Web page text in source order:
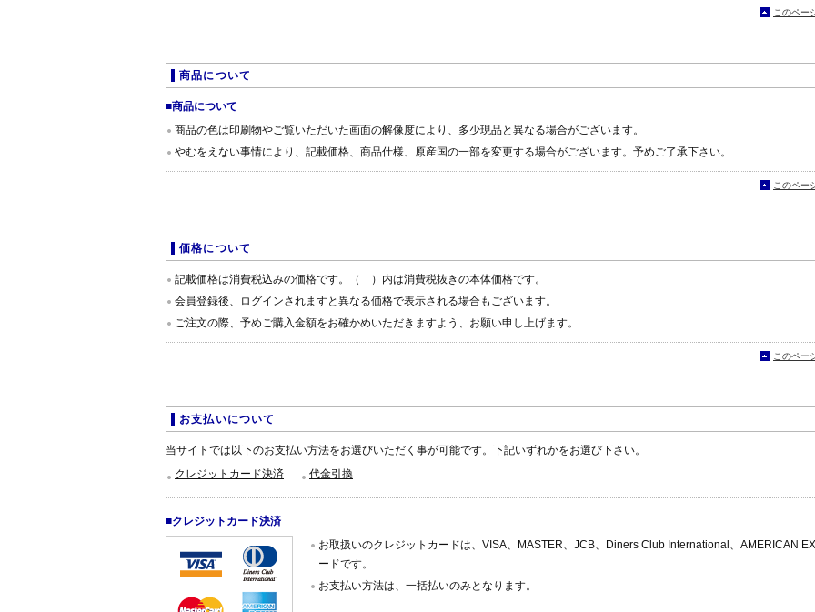
このペー
商品について
■商品について
商品の色は印刷物やご覧いただいた画面の解像度により、多少現品と異なる場合がございます。
やむをえない事情により、記載価格、商品仕様、原産国の一部を変更する場合がございます。予めご了承下さい。
このペー
価格について
記載価格は消費税込みの価格です。（ ）内は消費税抜きの本体価格です。
会員登録後、ログインされますと異なる価格で表示される場合もございます。
ご注文の際、予めご購入金額をお確かめいただきますよう、お願い申し上げます。
このペー
お支払いについて
当サイトでは以下のお支払い方法をお選びいただく事が可能です。下記いずれかをお選び下さい。
クレジットカード決済
代金引換
■クレジットカード決済
お取扱いのクレジットカードは、VISA、MASTER、JCB、Diners Club International、AMERICAN
ードです。
お支払い方法は、一括払いのみとなります。